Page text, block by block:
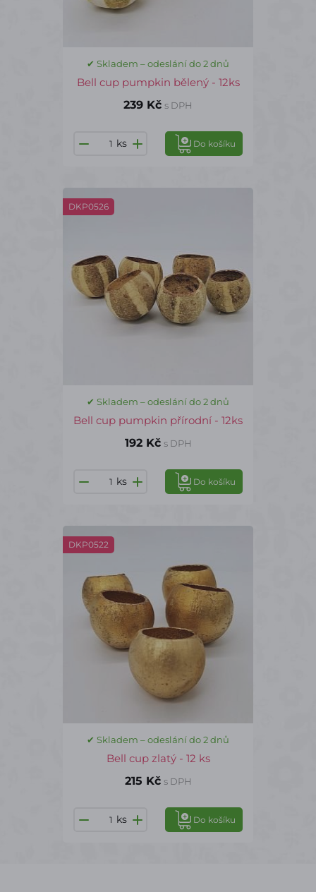
✔ Skladem – odeslání do 2 dnů
Bell cup pumpkin bělený - 12ks
239 Kč s DPH
ks Do košíku
DKP0526
✔ Skladem – odeslání do 2 dnů
Bell cup pumpkin přírodní - 12ks
192 Kč s DPH
ks Do košíku
DKP0522
✔ Skladem – odeslání do 2 dnů
Bell cup zlatý - 12 ks
215 Kč s DPH
ks Do košíku